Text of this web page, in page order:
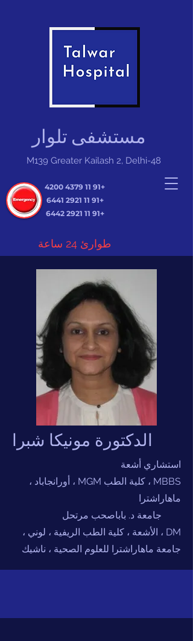
مستشفى تلوار
+91 11 4379 4200
+91 11 2921 6441
+91 11 2921 6442
طوارئ 24 ساعة
M139 Greater Kailash 2, Delhi-48
الدكتورة مونيكا شبرا
استشاري أشعة
MBBS ، كلية الطب MGM ، أورانجاباد ،
ماهاراشترا
جامعة د. باباصحب مرتحل
DM ، الأشعة ، كلية الطب الريفية ، لوني ،
جامعة ماهاراشترا للعلوم الصحية ، ناشيك